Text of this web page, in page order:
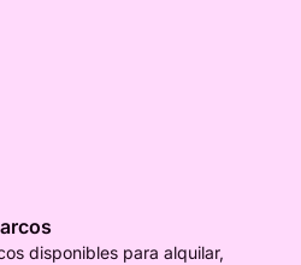
disponibles para alquilar,